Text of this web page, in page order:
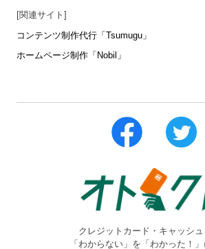
[関連サイト]
コンテンツ制作代行「Tsumugu」
ホームページ制作「Nobil」
クレジットカード・キャッシ
「わからない」を「わかった！